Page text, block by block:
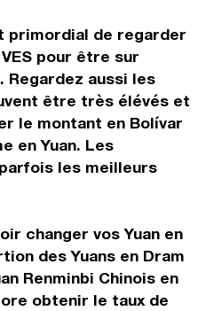
primordial de regarder
pour être sur
Regardez aussi les
être très élévés et
le montant en Bolívar
en Yuan. Les
les meilleurs
changer vos Yuan en
des Yuans en Dram
Renminbi Chinois en
obtenir le taux de